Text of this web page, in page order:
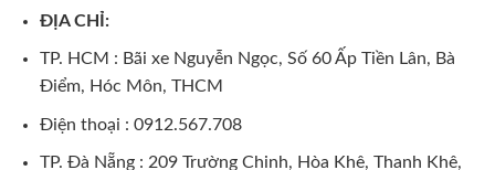
ĐỊA CHỈ:
TP. HCM : Bãi xe Nguyễn Ngọc, Số 60 Ấp Tiền Lân, Bà
Điểm, Hóc Môn, THCM
Điện thoại : 0912.567.708
TP. Đà Nẵng : 209 Trường Chinh, Hòa Khê, Thanh Khê,